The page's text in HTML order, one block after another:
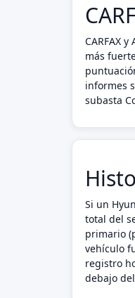
CARFAX
más
informes
subasta
Si un
total del
primario
vehículo
registro
debajo